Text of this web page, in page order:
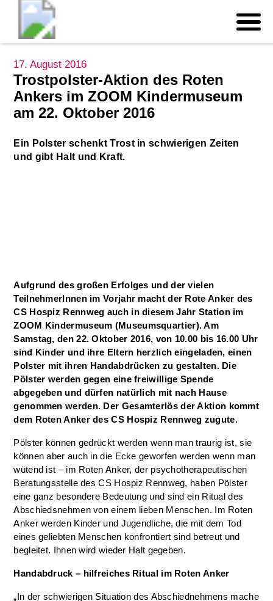
17. August 2016
Trostpolster-Aktion des Roten
Ankers im ZOOM Kindermuseum
am 22. Oktober 2016
Ein Polster schenkt Trost in schwierigen Zeiten
und gibt Halt und Kraft.
Aufgrund des großen Erfolges und der vielen
TeilnehmerInnen im Vorjahr macht der Rote Anker des
CS Hospiz Rennweg auch in diesem Jahr Station im
ZOOM Kindermuseum (Museumsquartier). Am
Samstag, den 22. Oktober 2016, von 10.00 bis 16.00 Uhr
sind Kinder und ihre Eltern herzlich eingeladen, einen
Polster mit ihren Handabdrücken zu gestalten. Die
Pölster werden gegen eine freiwillige Spende
abgegeben und dürfen natürlich mit nach Hause
genommen werden. Der Gesamterlös der Aktion kommt
dem Roten Anker des CS Hospiz Rennweg zugute.
Pölster können gedrückt werden wenn man traurig ist, sie
können aber auch in die Ecke geworfen werden wenn man
wütend ist – im Roten Anker, der psychotherapeutischen
Beratungsstelle des CS Hospiz Rennweg, haben Pölster
eine ganz besondere Bedeutung und sind ein Ritual des
Abschiedsnehmen von einem lieben Menschen. Im Roten
Anker werden Kinder und Jugendliche, die mit dem Tod
eines geliebten Menschen konfrontiert sind betreut und
begleitet. Ihnen wird wieder Halt gegeben.
Handabdruck – hilfreiches Ritual im Roten Anker
„In der schwierigen Situation des Abschiednehmens mache